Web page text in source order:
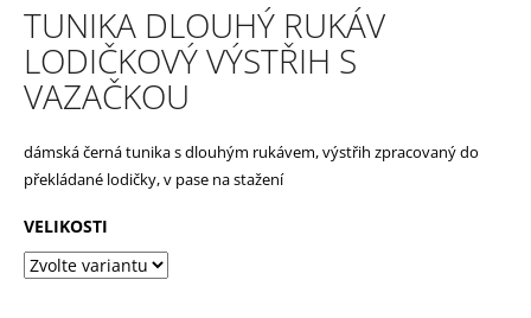
TUNIKA DLOUHÝ RUKÁV
LODIČKOVÝ VÝSTŘIH S
VAZAČKOU
dámská černá tunika s dlouhým rukávem, výstřih zpracovaný do
překládané lodičky, v pase na stažení
VELIKOSTI
D
o
o
r
u
č